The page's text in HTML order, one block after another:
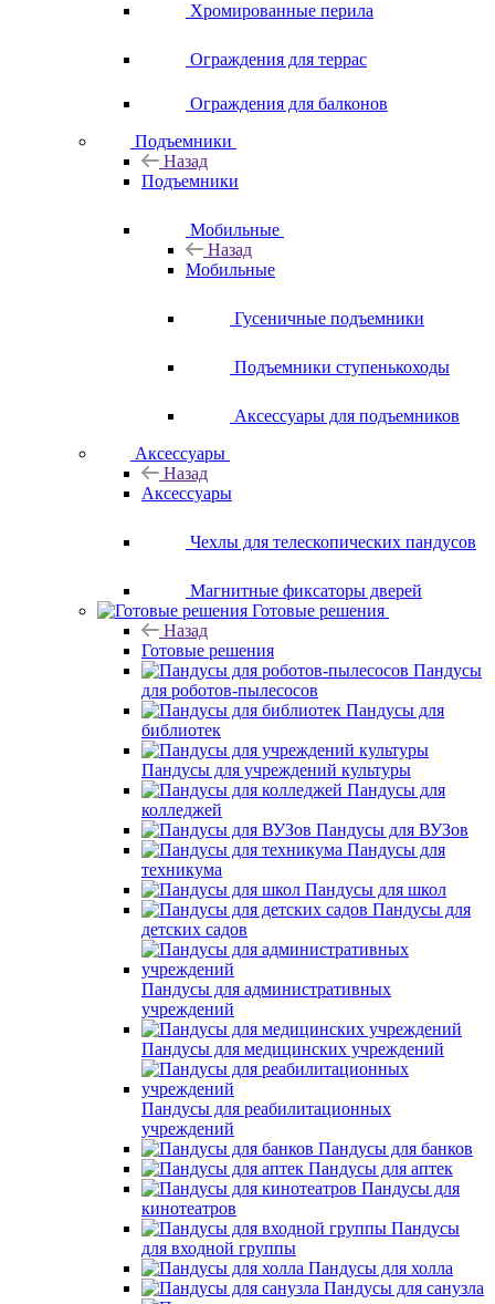
Хромированные перила
Ограждения для террас
Ограждения для балконов
Подъемники
Назад
Подъемники
Мобильные
Назад
Мобильные
Гусеничные подъемники
Подъемники ступенькоходы
Аксессуары для подъемников
Аксессуары
Назад
Аксессуары
Чехлы для телескопических пандусов
Магнитные фиксаторы дверей
Готовые решения
Назад
Готовые решения
Пандусы
для роботов-пылесосов
Пандусы для
библиотек
Пандусы для учреждений культуры
Пандусы для
колледжей
Пандусы для ВУЗов
Пандусы для
техникума
Пандусы для школ
Пандусы для
детских садов
Пандусы для административных
учреждений
Пандусы для медицинских учреждений
Пандусы для реабилитационных
учреждений
Пандусы для банков
Пандусы для аптек
Пандусы для
кинотеатров
Пандусы
для входной группы
Пандусы для холла
Пандусы для санузла